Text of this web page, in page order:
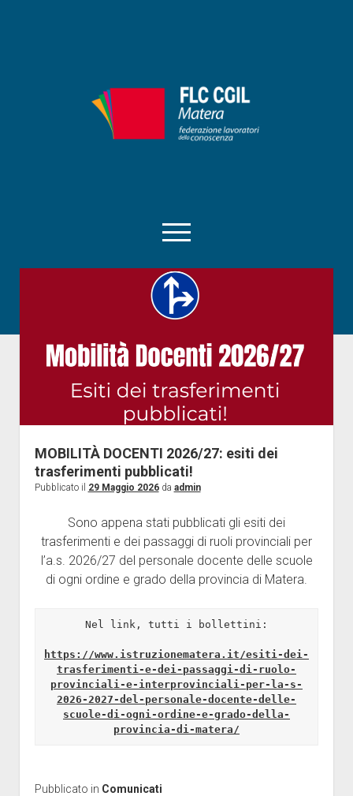
apri
menu
facebookinstagrammatera@flcgil.it
tel:0835330713
telegram
Home
Giornalini
Modulistica
Contratti
apri
discesa
Contatti
Vertenze
ISCRIZIONE
MOBILITÀ DOCENTI 2026/27: esiti dei
trasferimenti pubblicati!
Pubblicato il 29 Maggio 2026da admin
Sono appena stati pubblicati gli esiti dei
trasferimenti e dei passaggi di ruoli provinciali per
l’a.s. 2026/27 del personale docente delle scuole
di ogni ordine e grado della provincia di Matera.
Nel link, tutti i bollettini:
https://www.istruzionematera.it/esiti-dei-
trasferimenti-e-dei-passaggi-di-ruolo-
provinciali-e-interprovinciali-per-la-s-
2026-2027-del-personale-docente-delle-
scuole-di-ogni-ordine-e-grado-della-
provincia-di-matera/
Pubblicato in Comunicati